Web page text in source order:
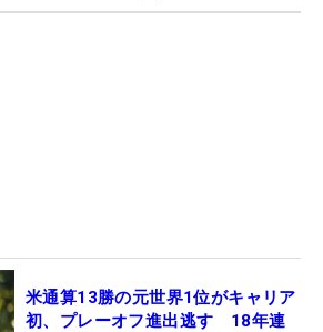
米通算13勝の元世界1位がキャリア
初、プレーオフ進出逃す 18年連